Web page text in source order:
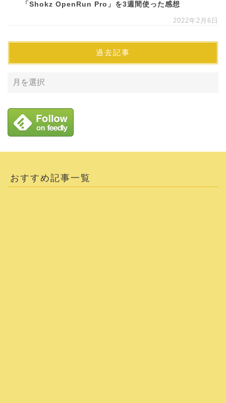
「Shokz OpenRun Pro」を3週間使った感想
2022年2月6日
過去記事
おすすめ記事一覧